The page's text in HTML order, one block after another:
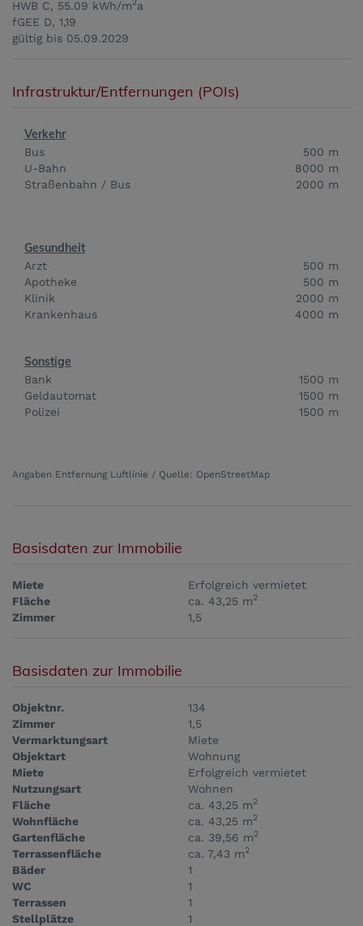
HWB C, 55.09 kWh/m2a
fGEE D, 1,19
gültig bis 05.09.2029
Infrastruktur/Entfernungen (POIs)
Verkehr
Bus
500 m
U-Bahn
8000 m
Straßenbahn / Bus
2000 m
Gesundheit
Arzt
500 m
Apotheke
500 m
Klinik
2000 m
Krankenhaus
4000 m
Sonstige
Bank
1500 m
Geldautomat
1500 m
Polizei
1500 m
Angaben Entfernung Luftlinie / Quelle: OpenStreetMap
Basisdaten zur Immobilie
Miete
Erfolgreich vermietet
Fläche
ca. 43,25 m2
Zimmer 1,5
Basisdaten zur Immobilie
Objektnr.
134
Zimmer
1,5
Vermarktungsart
Miete
Objektart
Wohnung
Miete
Erfolgreich vermietet
Nutzungsart
Wohnen
Fläche
ca. 43,25 m2
Wohnfläche ca. 43,25 m2
Gartenfläche ca. 39,56 m2
Terrassenfläche ca. 7,43 m2
Bäder
1
WC
1
Terrassen
1
Stellplätze
1